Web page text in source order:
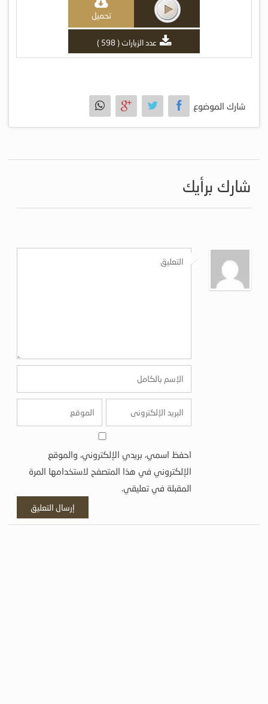
تحميل
عدد الزيارات ( 598 )
شارك الموضوع
شارك برأيك
احفظ اسمي، بريدي الإلكتروني، والموقع
الإلكتروني في هذا المتصفح لاستخدامها المرة
المقبلة في تعليقي.